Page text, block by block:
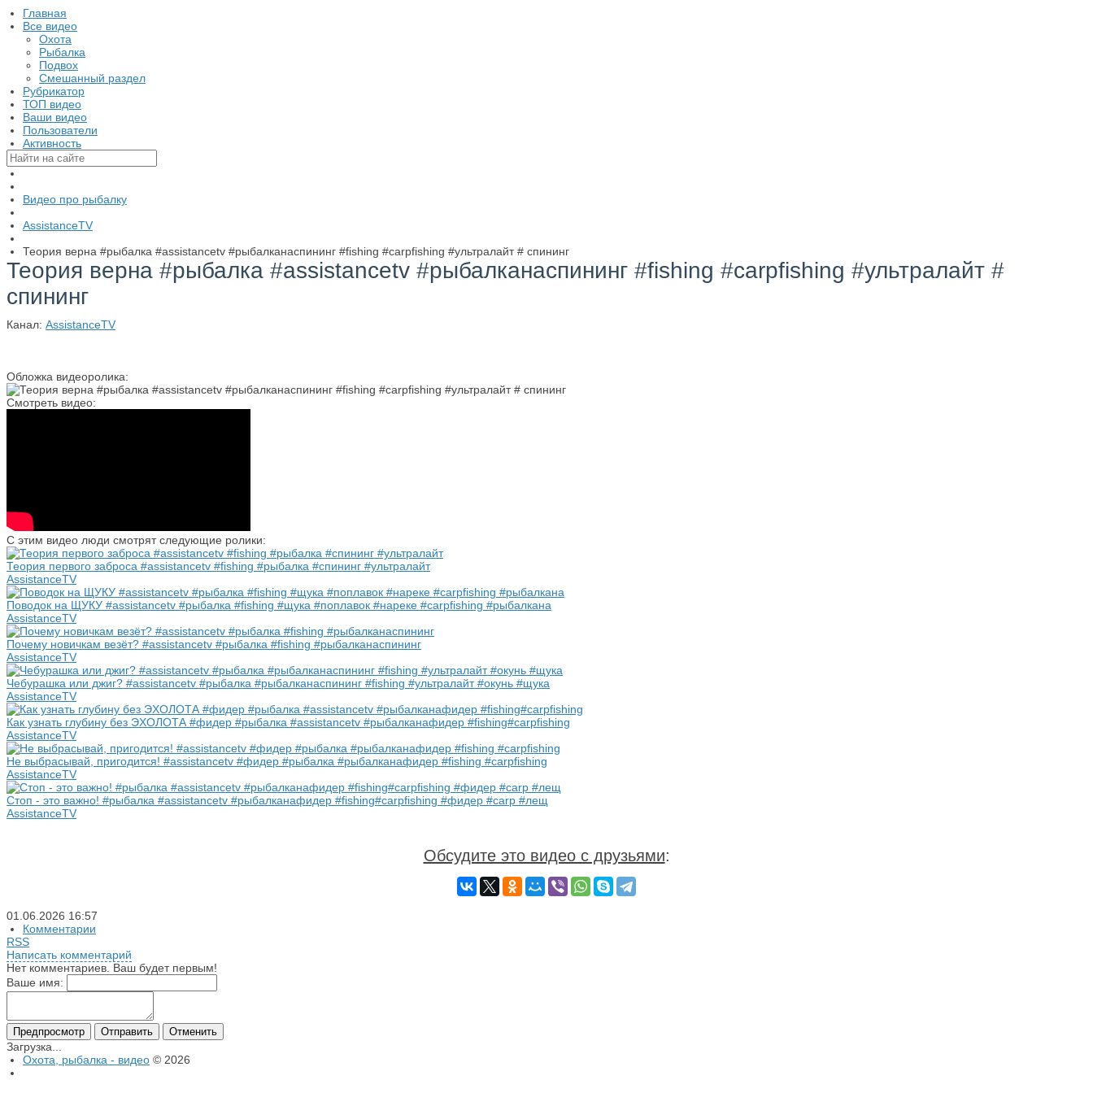
Главная
Все видео
Охота
Рыбалка
Подвох
Смешанный раздел
Рубрикатор
ТОП видео
Ваши видео
Пользователи
Активность
Видео про рыбалку
AssistanceTV
Теория верна #рыбалка #assistancetv #рыбалканаспининг #fishing #carpfishing #ультралайт # спининг
Теория верна #рыбалка #assistancetv #рыбалканаспининг #fishing #carpfishing #ультралайт #
спининг
Канал: AssistanceTV
Обложка видеоролика:
Смотреть видео:
С этим видео люди смотрят следующие ролики:
Теория первого заброса #assistancetv #fishing #рыбалка #спининг #ультралайт
AssistanceTV
Поводок на ЩУКУ #assistancetv #рыбалка #fishing #щука #поплавок #нареке #carpfishing #рыбалкана
AssistanceTV
Почему новичкам везёт? #assistancetv #рыбалка #fishing #рыбалканаспининг
AssistanceTV
Чебурашка или джиг? #assistancetv #рыбалка #рыбалканаспининг #fishing #ультралайт #окунь #щука
AssistanceTV
Как узнать глубину без ЭХОЛОТА #фидер #рыбалка #assistancetv #рыбалканафидер #fishing#carpfishing
AssistanceTV
Не выбрасывай, пригодится! #assistancetv #фидер #рыбалка #рыбалканафидер #fishing #carpfishing
AssistanceTV
Стоп - это важно! #рыбалка #assistancetv #рыбалканафидер #fishing#carpfishing #фидер #carp #лещ
AssistanceTV
Обсудите это видео с друзьями:
01.06.2026 16:57
Комментарии
RSS
Написать комментарий
Нет комментариев. Ваш будет первым!
Ваше имя:
Загрузка...
Охота, рыбалка - видео © 2026